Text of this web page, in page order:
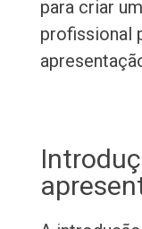
para criar
profissional